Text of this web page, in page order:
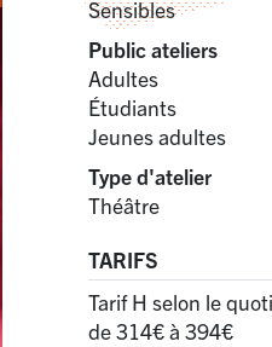
Sensibles
Public ateliers
Adultes
Étudiants
Jeunes adultes
Type d'atelier
Théâtre
TARIFS
Tarif H selon le
de 314€ à 394€